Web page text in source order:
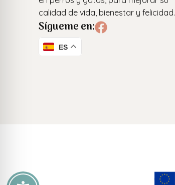
calidad de vida, bienestar y felicidad.
Sígueme en:
ES